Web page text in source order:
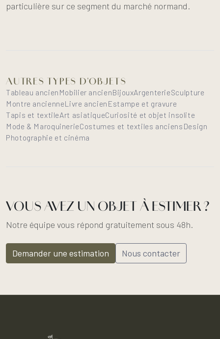
particulière sur ce segment du marché normand.
AUTRES TYPES D'OBJETS
Tableau ancien Mobilier ancienBijouxArgenterieSculpture
Montre ancienneLivre ancien Estampe et gravure
Tapis et textileArt asiatiqueCuriosité et objet insolite
Mode & MaroquinerieCostumes et textiles anciens Design
Photographie et cinéma
VOUS AVEZ UN OBJET À ESTIMER ?
Notre équipe vous répond gratuitement sous 48h.
Demander une estimation Nous contacter